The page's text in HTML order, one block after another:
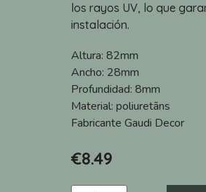
los rayos UV, lo que
instalación.
Altura: 82mm
Ancho: 28mm
Profundidad: 8mm
Material: poliuretāns
Fabricante Gaudi Decor
€8.49